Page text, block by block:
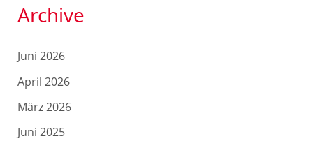
Archive
Juni 2026
April 2026
März 2026
Juni 2025